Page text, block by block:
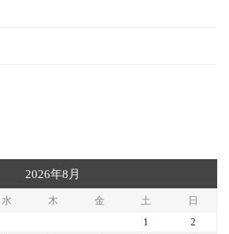
2026年8月
水 木 金 土
日
1
2